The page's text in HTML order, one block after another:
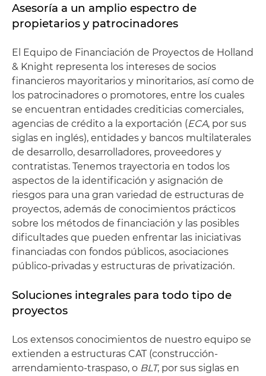
Asesoría a un amplio espectro de
propietarios y patrocinadores
El Equipo de Financiación de Proyectos de Holland
& Knight representa los intereses de socios
financieros mayoritarios y minoritarios, así como de
los patrocinadores o promotores, entre los cuales
se encuentran entidades crediticias comerciales,
agencias de crédito a la exportación (ECA, por sus
siglas en inglés), entidades y bancos multilaterales
de desarrollo, desarrolladores, proveedores y
contratistas. Tenemos trayectoria en todos los
aspectos de la identificación y asignación de
riesgos para una gran variedad de estructuras de
proyectos, además de conocimientos prácticos
sobre los métodos de financiación y las posibles
dificultades que pueden enfrentar las iniciativas
financiadas con fondos públicos, asociaciones
público-privadas y estructuras de privatización.
Soluciones integrales para todo tipo de
proyectos
Los extensos conocimientos de nuestro equipo se
extienden a estructuras CAT (construcción-
arrendamiento-traspaso, o BLT, por sus siglas en